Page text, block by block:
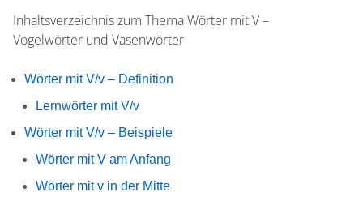
Inhaltsverzeichnis zum ThemaWörter mit V –
Vogelwörter und Vasenwörter
Wörter mit V/v – Definition
Lernwörter mit V/v
Wörter mit V/v – Beispiele
Wörter mit V am Anfang
Wörter mit v in der Mitte